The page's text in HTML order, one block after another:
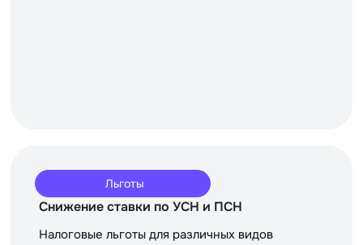
Льготы
Снижение ставки по УСН и ПСН
Налоговые льготы для различных видов